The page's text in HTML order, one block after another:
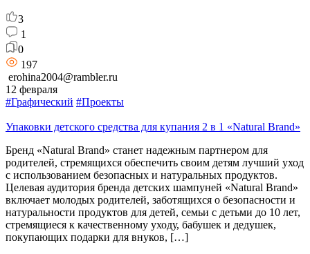
3
1
0
197
erohina2004@rambler.ru
12 февраля
#Графический #Проекты
Упаковки детского средства для купания 2 в 1 «Natural Brand»
Бренд «Natural Brand» станет надежным партнером для
родителей, стремящихся обеспечить своим детям лучший уход
с использованием безопасных и натуральных продуктов.
Целевая аудитория бренда детских шампуней «Natural Brand»
включает молодых родителей, заботящихся о безопасности и
натуральности продуктов для детей, семьи с детьми до 10 лет,
стремящиеся к качественному уходу, бабушек и дедушек,
покупающих подарки для внуков, […]